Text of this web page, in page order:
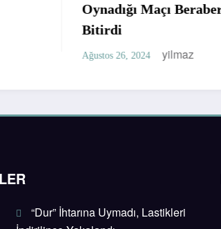
Oynadığı Maçı Berabere
Ağustos 26, 2024 yilmaz
“Dur” İhtarına Uymadı, Lastikleri